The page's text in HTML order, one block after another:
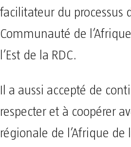
facilitateur du processus
Communauté de
l’Est de la RDC.
Il a aussi accepté de
respecter et à coopérer
régionale de l’Afrique de